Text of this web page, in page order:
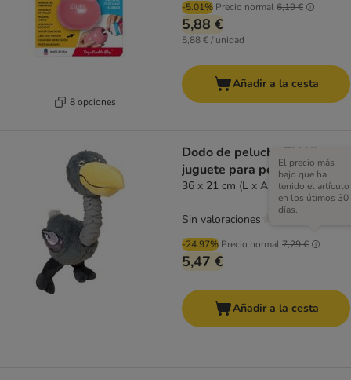
8 opciones
-5.01% Precio normal6,19 €
5,88 €
5,88 € / unidad
Añadir a la cesta
Dodo de peluche TIAKI
juguete para perros
36 x 21 cm (L x An)
-24.97% Precio normal7,29 €
El precio más
bajo que ha
tenido el artículo
en los útimos 30
días.
5,47 €
Sin valoraciones
Añadir a la cesta